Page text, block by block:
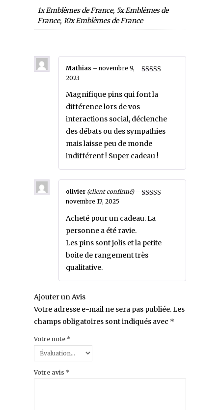
1x Emblèmes de France, 5x Emblèmes de
France, 10x Emblèmes de France
Mathias – novembre 9,
2023
Magnifique pins qui font la
différence lors de vos
interactions social, déclenche
des débats ou des sympathies
mais laisse peu de monde
indifférent ! Super cadeau !
olivier (client confirmé) –
novembre 17, 2025
Acheté pour un cadeau. La
personne a été ravie.
Les pins sont jolis et la petite
boite de rangement très
qualitative.
Ajouter un Avis
Votre adresse e-mail ne sera pas publiée.Les
champs obligatoires sont indiqués avec *
Votre note *
Votre avis *